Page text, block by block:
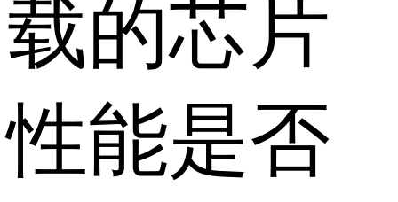
载的芯片
性能是否